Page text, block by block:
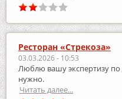
Ресторан «Стрекоза»
03.03.2026 - 10:53
Люблю вашу экспертизу
нужно.
Читать далее...